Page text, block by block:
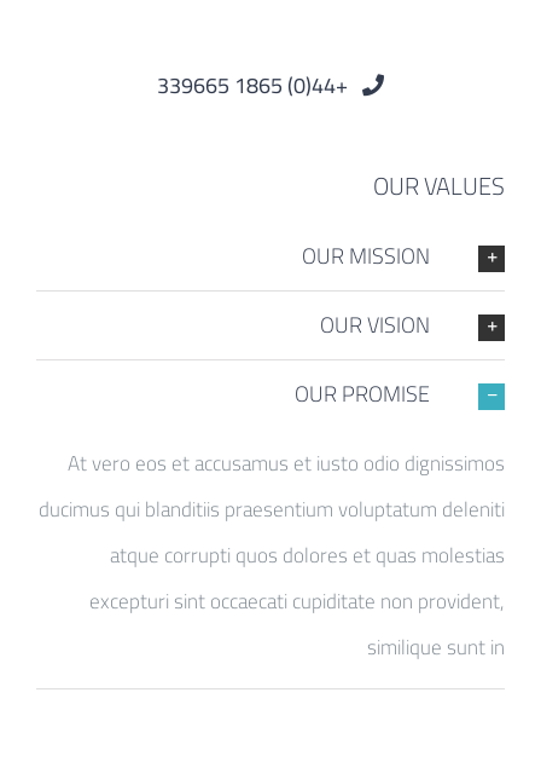
+44(0) 1865 339665
OUR VALUES
OUR MISSION
OUR VISION
OUR PROMISE
At vero eos et accusamus et iusto odio dignissimos
ducimus qui blanditiis praesentium voluptatum deleniti
atque corrupti quos dolores et quas molestias
excepturi sint occaecati cupiditate non provident,
similique sunt in